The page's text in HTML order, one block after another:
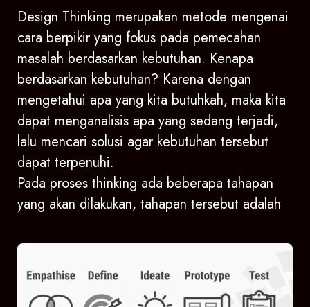
Design Thinking merupakan metode mengenai
cara berpikir yang fokus pada pemecahan
masalah berdasarkan kebutuhan. Kenapa
berdasarkan kebutuhan? Karena dengan
mengetahui apa yang kita butuhkah, maka kita
dapat menganalisis apa yang sedang terjadi,
lalu mencari solusi agar kebutuhan tersebut
dapat terpenuhi.
Pada proses thinking ada beberapa tahapan
yang akan dilakukan, tahapan tersebut adalah